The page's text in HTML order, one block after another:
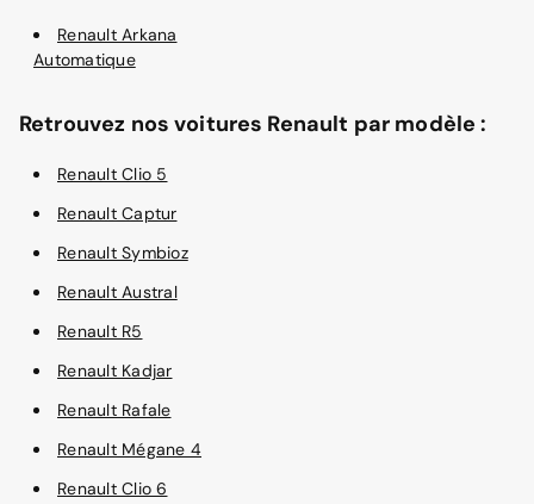
Renault Arkana
Automatique
Retrouvez nos voitures Renault par modèle :
Renault Clio 5
Renault Captur
Renault Symbioz
Renault Austral
Renault R5
Renault Kadjar
Renault Rafale
Renault Mégane 4
Renault Clio 6